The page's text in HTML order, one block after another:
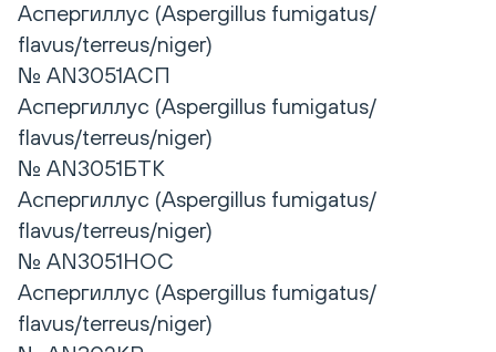
Аспергиллус (Aspergillus fumigatus/
flavus/terreus/niger)
№ AN3051АСП
Аспергиллус (Aspergillus fumigatus/
flavus/terreus/niger)
№ AN3051БТК
Аспергиллус (Aspergillus fumigatus/
flavus/terreus/niger)
№ AN3051НОС
Аспергиллус (Aspergillus fumigatus/
flavus/terreus/niger)